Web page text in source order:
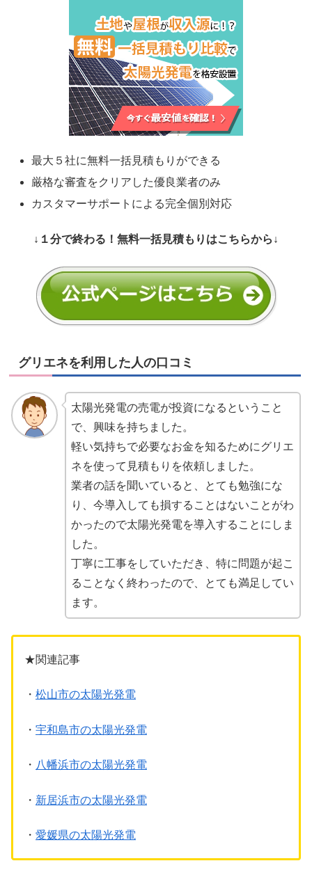
最大５社に無料一括見積もりができる
厳格な審査をクリアした優良業者のみ
カスタマーサポートによる完全個別対応
↓１分で終わる！無料一括見積もりはこちらから↓
グリエネを利用した人の口コミ
太陽光発電の売電が投資になるということ
で、興味を持ちました。
軽い気持ちで必要なお金を知るためにグリエ
ネを使って見積もりを依頼しました。
業者の話を聞いていると、とても勉強にな
り、今導入しても損することはないことがわ
かったので太陽光発電を導入することにしま
した。
丁寧に工事をしていただき、特に問題が起こ
ることなく終わったので、とても満足してい
ます。
★関連記事
・ 松山市の太陽光発電
・ 宇和島市の太陽光発電
・ 八幡浜市の太陽光発電
・ 新居浜市の太陽光発電
・ 愛媛県の太陽光発電